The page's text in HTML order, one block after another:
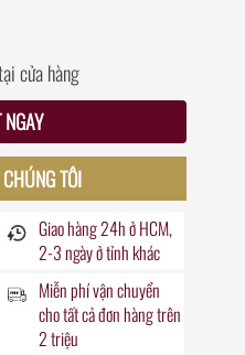
cửa hàng
TÔI
Giao hàng24hở HCM,
2-3 ngày ở tỉnh khác
Miễn phí vận chuyển
cho tất cả đơn hàng trên
2 triệu